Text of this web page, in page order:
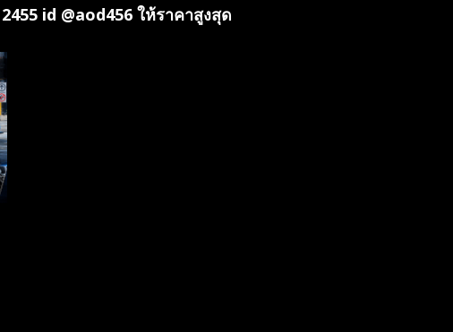
id @aod456 ให้ราคาสูงสุด